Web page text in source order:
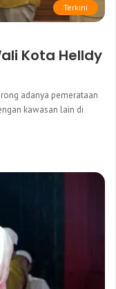
Terkini
Kota Helldy
adanya pemerataan
kawasan lain di